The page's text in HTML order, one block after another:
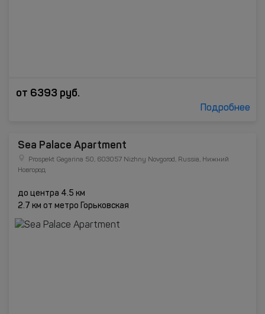
от 6393 руб.
Подробнее
Sea Palace Apartment
Prospekt Gagarina 50, 603057 Nizhny Novgorod, Russia, Нижний
Новгород
до центра 4.5 км
2.7 км от метро Горьковская